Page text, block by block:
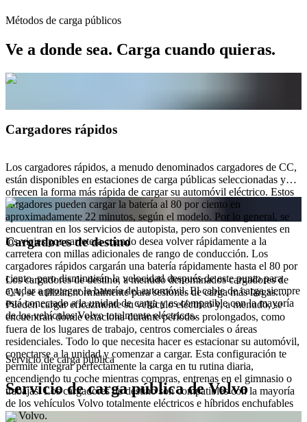
Métodos de carga públicos
Ve a donde sea. Carga cuando quieras.
Cargadores rápidos
Los cargadores rápidos, a menudo denominados cargadores de CC,
están disponibles en estaciones de carga públicas seleccionadas y
ofrecen la forma más rápida de cargar su automóvil eléctrico. Estos
cargadores pueden cargar la batería al 80 por ciento en
aproximadamente 22 minutos, según el modelo. Por lo general, se
encuentran en los servicios de autopista, pero son convenientes en
los viajes por carretera cuando desea volver rápidamente a la
carretera con millas adicionales de rango de conducción. Los
cargadores rápidos cargarán una batería rápidamente hasta el 80 por
ciento, pero disminuirán la velocidad después de este punto para
ayudar a proteger la batería del automóvil. El cable de carga siempre
está conectado a la unidad de carga y es compatible con la mayoría
de los vehículos Volvo totalmente eléctricos.
Cargadores de destino
Los cargadores de destino, a menudo denominados cargadores de
CA, se utilizan normalmente para sesiones de carga más largas.
Pueden cargar eficazmente su vehículo eléctrico y, a menudo, se
encuentran donde estaciona durante períodos prolongados, como
fuera de los lugares de trabajo, centros comerciales o áreas
residenciales. Todo lo que necesita hacer es estacionar su automóvil,
conectarse a la unidad y comenzar a cargar. Esta configuración te
permite integrar perfectamente la carga en tu rutina diaria,
encendiendo tu coche mientras compras, entrenas en el gimnasio o
trabajas. Los cargadores de destino son compatibles con la mayoría
de los vehículos Volvo totalmente eléctricos e híbridos enchufables
de Volvo.
Servicio de carga pública
Servicio de carga pública de Volvo